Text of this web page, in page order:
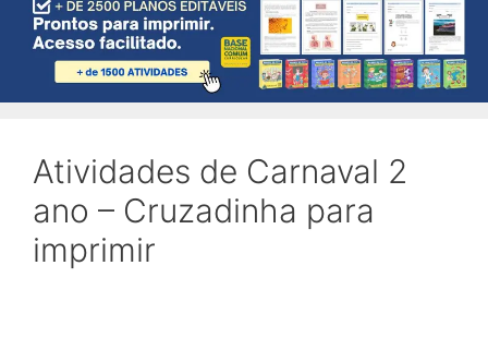
Atividades de Carnaval 2
ano – Cruzadinha para
imprimir